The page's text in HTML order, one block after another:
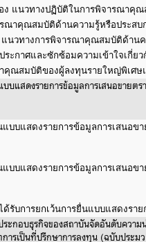
อง แนวทางปฏิบัติในการพิจารณา
ณาคุณสมบัติด้านความรู้หรือประสบ
แนวทางการพิจารณาคุณสมบัติด้าน
ระกาศและซักซ้อมความเข้าใจเกี่
คุณสมบัติของผู้ลงทุนรายใหญ่พิเศ
บบแสดงรายการข้อมูลการเสนอขาย
แบบแสดงรายการข้อมูลการเสนอข
แบบแสดงรายการข้อมูลการเสนอข
รับการยกเว้นการยื่นแบบแสดงรา
ระกอบธุรกิจของสถาบันจัดอันดับความ
ารเป็นที่ปรึกษาการลงทุน (ฉบับประ